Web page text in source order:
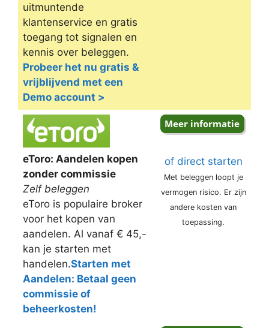
uitmuntende
klantenservice en gratis
toegang tot signalen en
kennis over beleggen.
Probeer het nu gratis &
vrijblijvend met een
Demo account >
eToro: Aandelen kopen
zonder commissie
Zelf beleggen
eToro is populaire broker
voor het kopen van
aandelen. Al vanaf € 45,-
kan je starten met
handelen.Starten met
Aandelen: Betaal geen
commissie of
beheerkosten!
of direct starten
Met beleggen loopt je
vermogen risico. Er zijn
andere kosten van
toepassing.